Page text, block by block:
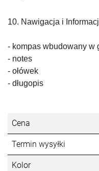
10. Nawigacja i
- kompas wbudowany w
- notes
- ołówek
- długopis
Cena
Termin wysyłki
Kolor